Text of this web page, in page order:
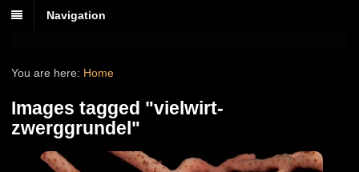
Navigation
You are here: Home
Images tagged "vielwirt-
zwerggrundel"